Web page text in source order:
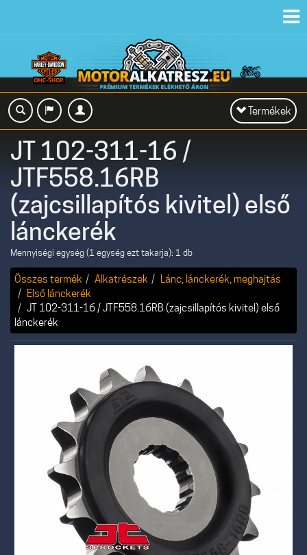
Toggle
navigation
Termékek
JT 102-311-16 /
JTF558.16RB
(zajcsillapítós kivitel) első
lánckerék
Mennyiségi egység (1 egység ezt takarja): 1 db
Összes termék Alkatrészek
Lánc, lánckerék, meghajtás
Első lánckerék
JT 102-311-16 / JTF558.16RB (zajcsillapítós kivitel) első
lánckerék